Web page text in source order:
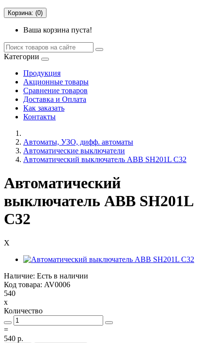
Корзина: (0)
Ваша корзина пуста!
Категории
Продукция
Акционные товары
Сравнение товаров
Доставка и Оплата
Как заказать
Контакты
Автоматы, УЗО, дифф. автоматы
Автоматические выключатели
Автоматический выключатель ABB SH201L C32
Автоматический
выключатель ABB SH201L
C32
X
Наличие: Есть в наличии
Код товара: AV0006
540
x
Количество
=
540 р.